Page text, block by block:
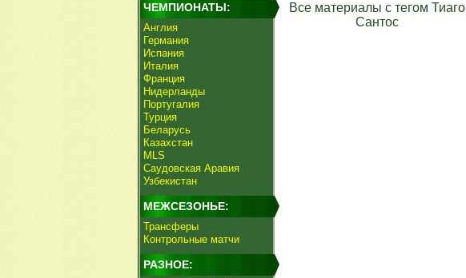
ЧЕМПИОНАТЫ:
Англия
Германия
Испания
Италия
Франция
Нидерланды
Португалия
Турция
Беларусь
Казахстан
MLS
Саудовская Аравия
Узбекистан
МЕЖСЕЗОНЬЕ:
Трансферы
Контрольные матчи
РАЗНОЕ:
Все материалы с тегом Тиаго
Сантос